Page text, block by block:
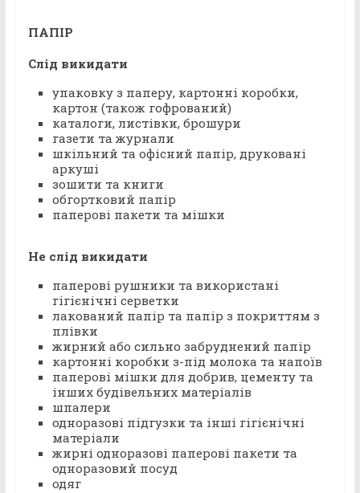
ПАПІР
Слід викидати
упаковку з паперу, картонні коробки,
картон (також гофрований)
каталоги, листівки, брошури
газети та журнали
шкільний та офісний папір, друковані
аркуші
зошити та книги
обгортковий папір
паперові пакети та мішки
Не слід викидати
паперові рушники та використані
гігієнічні серветки
лакований папір та папір з покриттям з
плівки
жирний або сильно забруднений папір
картонні коробки з-під молока та напоїв
паперові мішки для добрив, цементу та
інших будівельних матеріалів
шпалери
одноразові підгузки та інші гігієнічні
матеріали
жирні одноразові паперові пакети та
одноразовий посуд
одяг